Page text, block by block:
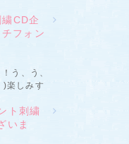
CD企
フォン
う、う、
楽しみす
ト刺繍
いま